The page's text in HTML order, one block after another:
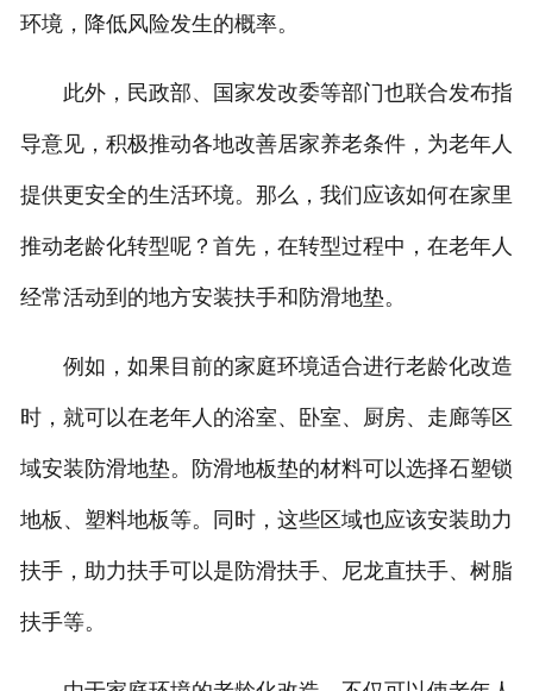
环境，降低风险发生的概率。
此外，民政部、国家发改委等部门也联合发布指
导意见，积极推动各地改善居家养老条件，为老年人
提供更安全的生活环境。那么，我们应该如何在家里
推动老龄化转型呢？首先，在转型过程中，在老年人
经常活动到的地方安装扶手和防滑地垫。
例如，如果目前的家庭环境适合进行老龄化改造
时，就可以在老年人的浴室、卧室、厨房、走廊等区
域安装防滑地垫。防滑地板垫的材料可以选择石塑锁
地板、塑料地板等。同时，这些区域也应该安装助力
扶手，助力扶手可以是防滑扶手、尼龙直扶手、树脂
扶手等。